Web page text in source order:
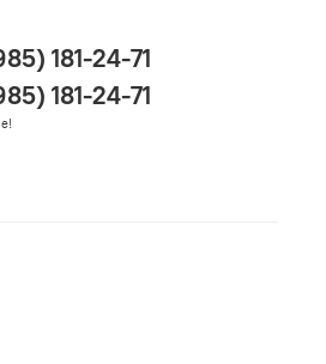
181-24-71
181-24-71